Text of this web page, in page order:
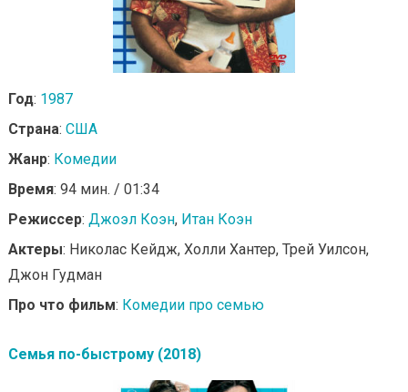
Год: 1987
Страна: США
Жанр: Комедии
Время: 94 мин. / 01:34
Режиссер: Джоэл Коэн, Итан Коэн
Актеры: Николас Кейдж, Холли Хантер, Трей Уилсон,
Джон Гудман
Про что фильм: Комедии про семью
Семья по-быстрому (2018)